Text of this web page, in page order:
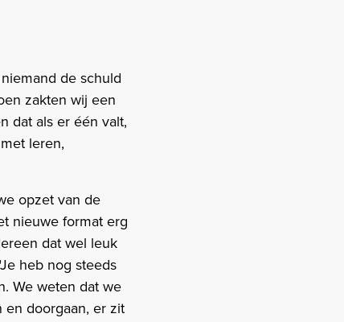
de schuld
zakten wij een
dat als er één valt,
leren,
opzet van de
nieuwe format erg
dat wel leuk
heb nog steeds
We weten dat we
en doorgaan, er zit